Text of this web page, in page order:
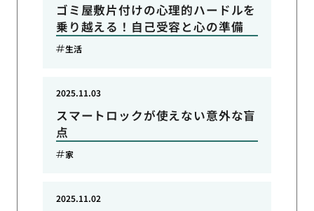
ゴミ屋敷片付けの心理的ハードルを
乗り越える！自己受容と心の準備
生活
スマートロックが使えない意外な盲
点
2025.11.03
家
2025.11.02